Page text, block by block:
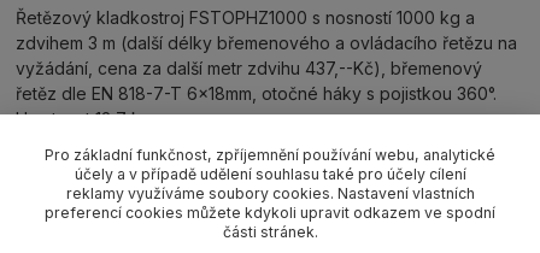
Řetězový kladkostroj FSTOPHZ1000 s nosností 1000 kg a
zdvihem 3 m (další délky břemenového a ovládacího řetězu na
vyžádání, cena za další metr zdvihu 437,--Kč), břemenový
řetěz dle EN 818-7-T 6x18mm, otočné háky s pojistkou 360°.
Hmotnost 12,7 kg.
Rozměry:
A: 151 mm
Pro základní funkčnost, zpříjemnění používání webu, analytické
účely a v případě udělení souhlasu také pro účely cílení
reklamy využíváme soubory cookies. Nastavení vlastních
preferencí cookies můžete kdykoli upravit odkazem ve spodní
části stránek.